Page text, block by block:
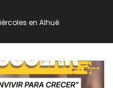
en Alhué